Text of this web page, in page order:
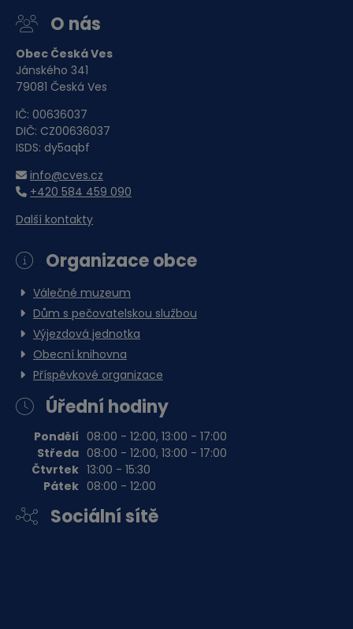
O nás
Obec Česká Ves
Jánského 341
79081 Česká Ves
IČ: 00636037
DIČ: CZ00636037
ISDS: dy5aqbf
info@cves.cz
+420 584 459 090
Další kontakty
Organizace obce
Válečné muzeum
Dům s pečovatelskou službou
Výjezdová jednotka
Obecní knihovna
Příspěvkové organizace
Úřední hodiny
Pondělí
Středa
Čtvrtek
Pátek
08:00 - 12:00, 13:00 - 17:00
08:00 - 12:00, 13:00 - 17:00
13:00 - 15:30
08:00 - 12:00
Sociální sítě